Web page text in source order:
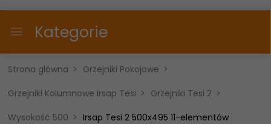
Kategorie
Strona główna
Grzejniki Pokojowe
Grzejniki Kolumnowe Irsap Tesi
Grzejniki Tesi 2
Wysokość 500
Irsap Tesi 2 500x495 11-elementów